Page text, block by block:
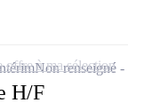
H/F
Non renseigné
offre à ma sélection